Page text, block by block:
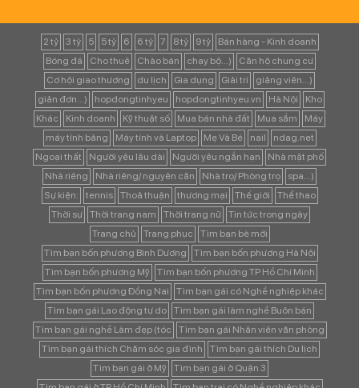
2 tỷ 3 tỷ 5 5 tỷ 6 6 tỷ 7 8 tỷ 9 tỷ
Bán hàng - Kinh doanh
Bóng đá
Cho thuê Chào bán chạy bộ...)
Căn hộ chung cư
Cơ hội giao thương
du lịch Gia dụng Giải trí
giảng viên...)
giản đơn...)
hopdongtinhyeu hopdongtinhyeu.vn Hà Nội
Kho
Khác
Kinh doanh Kỹ thuật số Mua bán nhà đất Mua sắm
Máy
máy tính bảng
Máy tính và Laptop Mẹ Và Bé nail
ndag.net
Ngoại thất
Người yêu lâu dài Người yêu ngắn hạn
Nhà mặt phố
Nhà riêng
Nhà riêng/ nguyên căn Nhà trọ/ Phòng trọ
spa...)
Sự kiện:
tennis Thoả thuận thương mại Thế giới
Thể thao
Thời sự
Thời trang nam Thời trang nữ
Tin tức trong ngày
Trang chủ
Trang phục
Tìm bạn bè mới
Tìm bạn bốn phương Bình Dương
Tìm bạn bốn phương Hà Nội
Tìm bạn bốn phương Mỹ
Tìm bạn bốn phương TP Hồ Chí Minh
Tìm bạn bốn phương Đồng Nai
Tìm bạn gái có Nghề nghiệp khác
Tìm bạn gái Lao động tự do
Tìm bạn gái làm nghề Buôn bán
Tìm bạn gái nghề Làm đẹp (tóc
Tìm bạn gái Nhân viên văn phòng
Tìm bạn gái thích Chăm sóc gia đình
Tìm bạn gái thích Du lịch
Tìm bạn gái ở Mỹ
Tìm bạn gái ở Quận 3